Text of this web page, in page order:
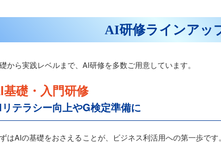
AI研修ラインアッ
から実践レベルまで、AI研修を多数ご用意しています。
基礎・入門研修
テラシー向上やG検定準備に
はAIの基礎をおさえることが、ビジネス利活用への第一歩で